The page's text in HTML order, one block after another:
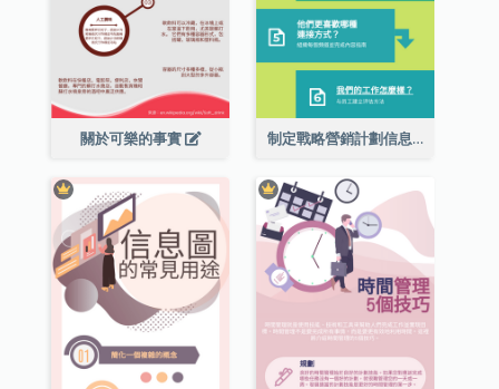
關於可樂的事實 制定戰略營銷計劃信息圖表